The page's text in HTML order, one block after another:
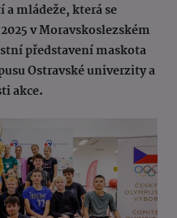
mládeže, která se
v Moravskoslezském
představení maskota
Ostravské univerzity a
akce.